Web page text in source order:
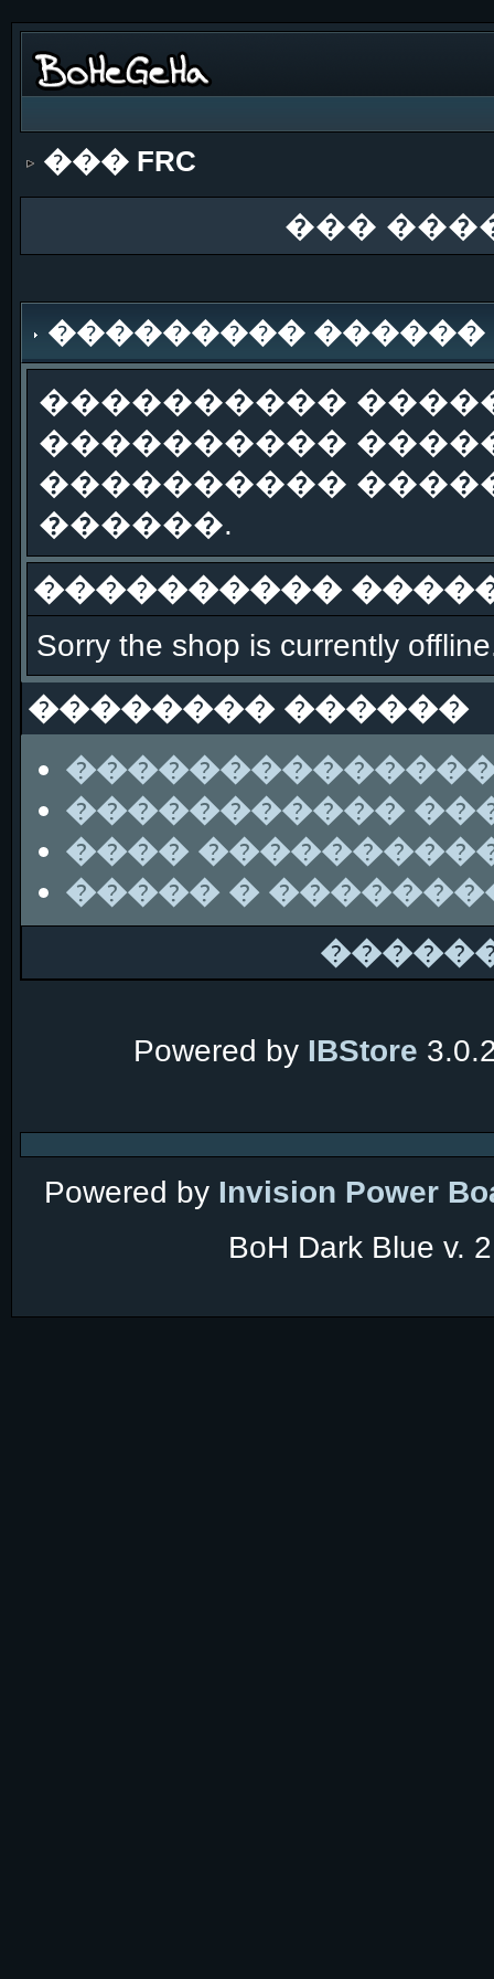
��� FRC
���
��������� ������
����������
����������
����������
������.
����������
Sorry the shop is currently
�������� ������
�����������
����
����� �
Powered by IBStore
Powered by Invision Power
BoH Dark Blue v.